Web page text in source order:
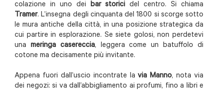
colazione in uno dei bar storicidel centro. Si chiama
Tramer. L’insegna degli cinquanta del 1800 si scorge sotto
le mura antiche della città, in una posizione strategica da
cui partire in esplorazione. Se siete golosi, non perdetevi
una meringa casereccia, leggera come un batuffolo di
cotone ma decisamente più invitante.
Appena fuori dall’uscio incontrate lavia Manno, nota via
dei negozi: si va dall’abbigliamento ai profumi, fino a libri e